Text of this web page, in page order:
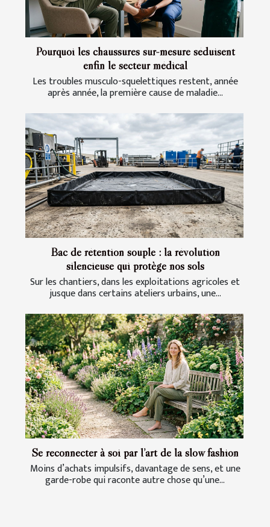
Pourquoi les chaussures sur-mesure séduisent
enfin le secteur médical
Les troubles musculo-squelettiques restent, année
après année, la première cause de maladie...
Bac de rétention souple : la révolution
silencieuse qui protège nos sols
Sur les chantiers, dans les exploitations agricoles et
jusque dans certains ateliers urbains, une...
Se reconnecter à soi par l’art de la slow fashion
Moins d’achats impulsifs, davantage de sens, et une
garde-robe qui raconte autre chose qu’une...